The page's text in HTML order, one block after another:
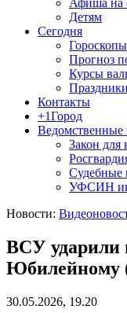
Афиша на
Детям
Сегодня
Гороскопы
Прогноз
Курсы
Контакты
+1Город
Ведомственные
Закон для
Судебные
УФСИН
Новости:
ВСУ ударили
30.05.2026, 19.20